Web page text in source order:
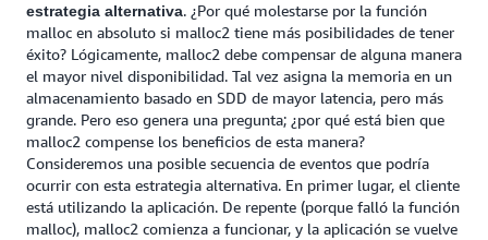
estrategia alternativa. ¿Por qué molestarse por la función
malloc en absoluto si malloc2 tiene más posibilidades de tener
éxito? Lógicamente, malloc2 debe compensar de alguna manera
el mayor nivel disponibilidad. Tal vez asigna la memoria en un
almacenamiento basado en SDD de mayor latencia, pero más
grande. Pero eso genera una pregunta; ¿por qué está bien que
malloc2 compense los beneficios de esta manera?
Consideremos una posible secuencia de eventos que podría
ocurrir con esta estrategia alternativa. En primer lugar, el cliente
está utilizando la aplicación. De repente (porque falló la función
malloc), malloc2 comienza a funcionar, y la aplicación se vuelve